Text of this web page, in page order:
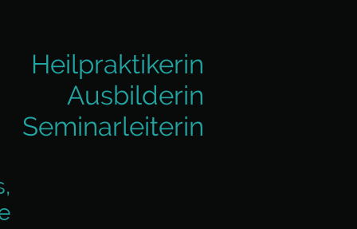
Heilpraktikerin
Ausbilderin
Seminarleiterin